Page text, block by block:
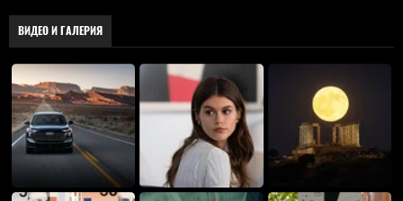
ВИДЕО И ГАЛЕРИЯ